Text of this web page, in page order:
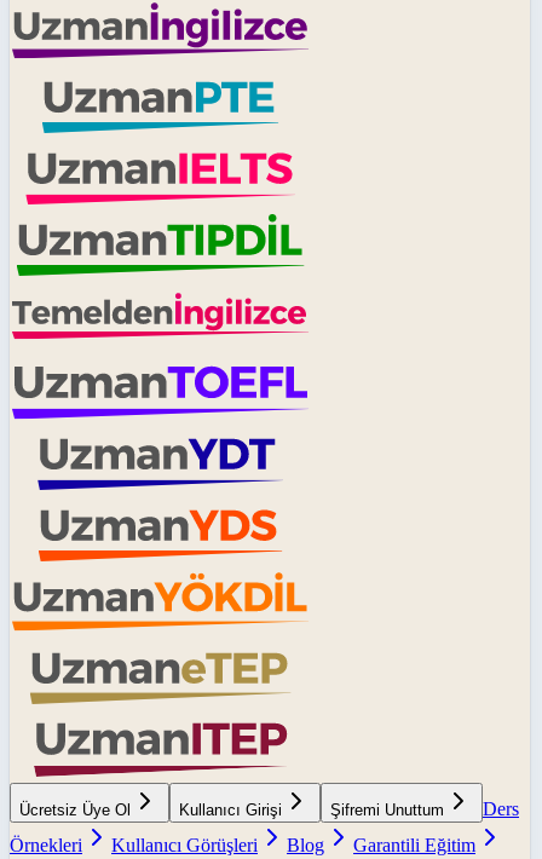
Ücretsiz Üye Ol Kullanıcı Girişi Şifremi Unuttum
Ders
Örnekleri
Kullanıcı Görüşleri Blog
Garantili Eğitim